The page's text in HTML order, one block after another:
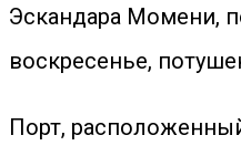
Эскандара Момени,
воскресенье,
Порт,